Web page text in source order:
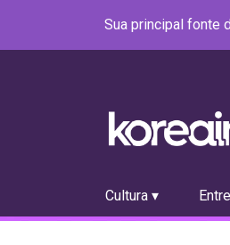
Sua principal fonte
Cultura ▾